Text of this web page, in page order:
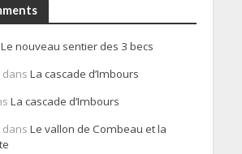
Le nouveau sentier des 3 becs
dans La cascade d’Imbours
La cascade d’Imbours
dans Le vallon de Combeau et la